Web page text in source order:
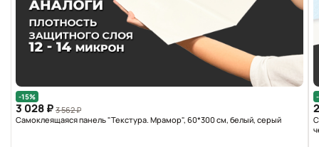
-15%
3 028 ₽ 3 562 ₽
Самоклеящаяся панель "Текстура. Мрамор", 60*300 см, белый, серый